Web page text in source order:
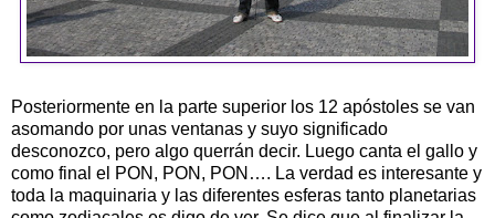
Posteriormente en la parte superior los 12 apóstoles se van
asomando por unas ventanas y suyo significado
desconozco, pero algo querrán decir. Luego canta el gallo y
como final el PON, PON, PON…. La verdad es interesante y
toda la maquinaria y las diferentes esferas tanto planetarias